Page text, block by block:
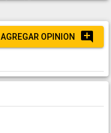
AGREGAR OPINION